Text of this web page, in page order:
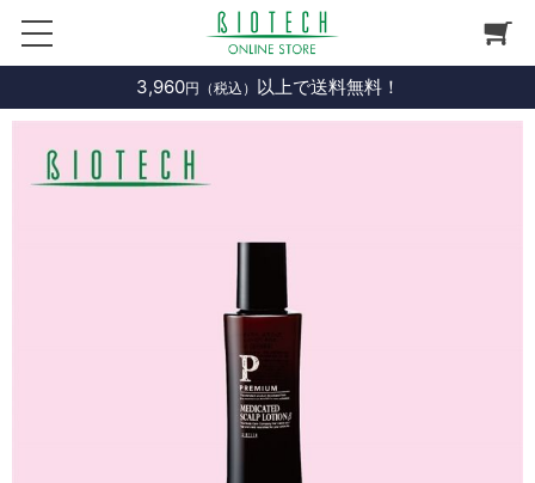
3,960円（税込） 以上で送料無料！